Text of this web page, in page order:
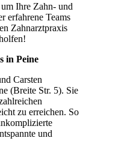
Ihre Zahn- und
erfahrene Teams
Zahnarztpraxis
in Peine
Carsten
(Breite Str. 5). Sie
zu erreichen. So
und